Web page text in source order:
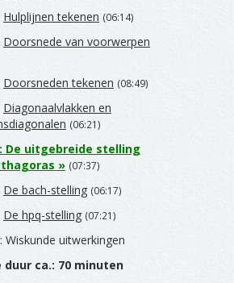
Hulplijnen tekenen (06:14)
Doorsnede van voorwerpen
Doorsneden tekenen (08:49)
Diagonaalvlakken en
(06:21)
: De uitgebreide stelling
» (07:37)
De bach-stelling (06:17)
De hpq-stelling (07:21)
: Wiskunde uitwerkingen
duur ca.: 70 minuten